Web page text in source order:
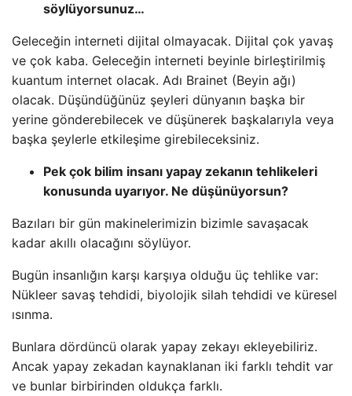
söylüyorsunuz…
Geleceğin interneti dijital olmayacak. Dijital çok yavaş
ve çok kaba. Geleceğin interneti beyinle birleştirilmiş
kuantum internet olacak. Adı Brainet (Beyin ağı)
olacak. Düşündüğünüz şeyleri dünyanın başka bir
yerine gönderebilecek ve düşünerek başkalarıyla veya
başka şeylerle etkileşime girebileceksiniz.
Pek çok bilim insanı yapay zekanın tehlikeleri
konusunda uyarıyor. Ne düşünüyorsun?
Bazıları bir gün makinelerimizin bizimle savaşacak
kadar akıllı olacağını söylüyor.
Bugün insanlığın karşı karşıya olduğu üç tehlike var:
Nükleer savaş tehdidi, biyolojik silah tehdidi ve küresel
ısınma.
Bunlara dördüncü olarak yapay zekayı ekleyebiliriz.
Ancak yapay zekadan kaynaklanan iki farklı tehdit var
ve bunlar birbirinden oldukça farklı.